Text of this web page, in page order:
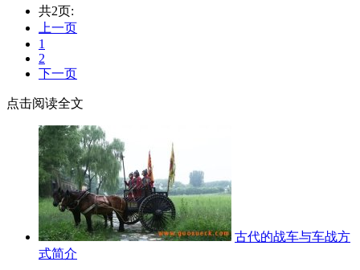
共2页:
上一页
1
2
下一页
点击阅读全文
古代的战车与车战方
式简介